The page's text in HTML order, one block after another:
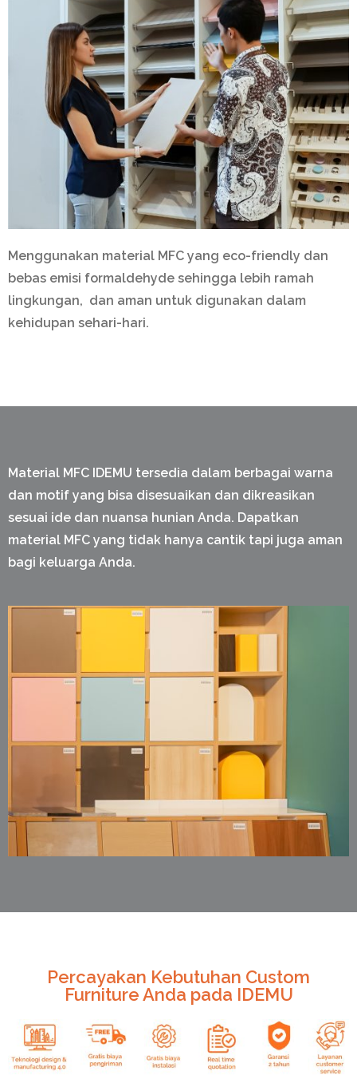
Menggunakan material MFC yang eco-friendly dan
bebas emisi formaldehyde sehingga lebih ramah
lingkungan, dan aman untuk digunakan dalam
kehidupan sehari-hari.
Material MFC IDEMU tersedia dalam berbagai warna
dan motif yang bisa disesuaikan dan dikreasikan
sesuai ide dan nuansa hunian Anda. Dapatkan
material MFC yang tidak hanya cantik tapi juga aman
bagi keluarga Anda.
Percayakan Kebutuhan Custom
Furniture Anda pada IDEMU